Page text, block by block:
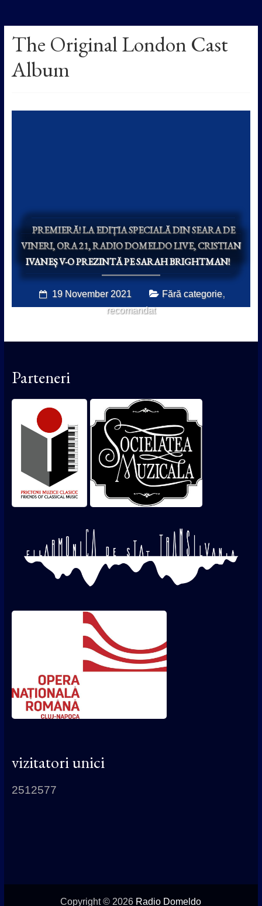
The Original London Cast
Album
PREMIERĂ! LA EDIȚIA SPECIALĂ DIN SEARA DE
VINERI, ORA 21, RADIO DOMELDO LIVE, CRISTIAN
IVANEȘ V-O PREZINTĂ PE SARAH BRIGHTMAN!
19 November 2021 Fără categorie,
recomandat
Parteneri
vizitatori unici
2512577
Copyright © 2026 Radio Domeldo